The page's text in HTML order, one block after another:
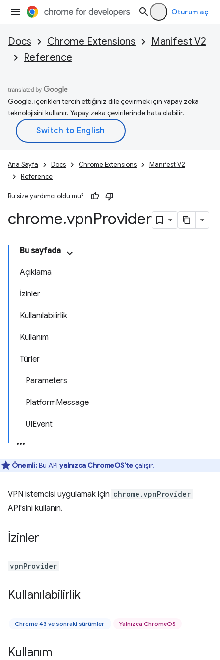
Oturum aç
Docs Chrome Extensions
Manifest V2
Reference
Google, içerikleri tercih ettiğiniz dile çevirmek için yapay zeka
teknolojisini kullanır. Yapay zeka çevirilerinde hata olabilir.
Ana Sayfa Docs Chrome Extensions
Manifest V2
Reference
Bu size yardımcı oldu mu?
chrome.vpnProvider
Bu sayfada
Açıklama
İzinler
Kullanılabilirlik
Kullanım
Türler
Parameters
PlatformMessage
UIEvent
Önemli:Bu API yalnızca ChromeOS'teçalışır.
VPN istemcisi uygulamak için chrome.vpnProvider
API'sini kullanın.
İzinler
vpnProvider
Kullanılabilirlik
Chrome 43 ve sonraki sürümler Yalnızca ChromeOS
Kullanım